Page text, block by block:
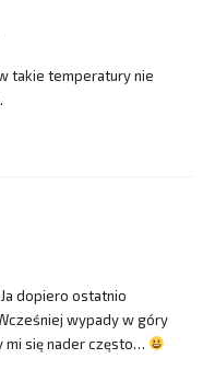
takie temperatury nie
dopiero ostatnio
wypady w góry
mi się nader często…